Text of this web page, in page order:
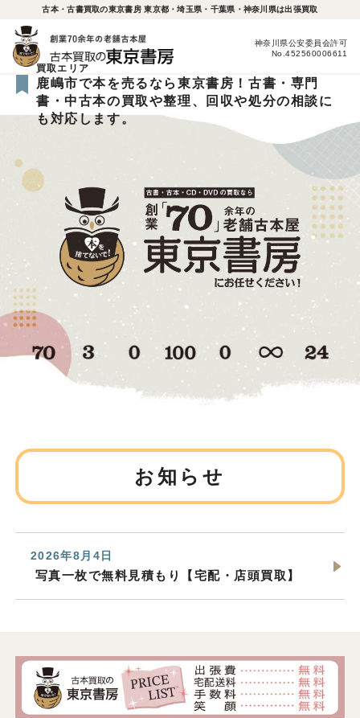
古本・古書買取の東京書房 東京都・埼玉県・千葉県・神奈川県は出張買取
神奈川県公安委員会許可
No.452560006611
買取エリア
鹿嶋市で本を売るなら東京書房！古書・専門
書・中古本の買取や整理、回収や処分の相談に
も対応します。
お知らせ
2026年8月4日
写真一枚で無料見積もり【宅配・店頭買取】